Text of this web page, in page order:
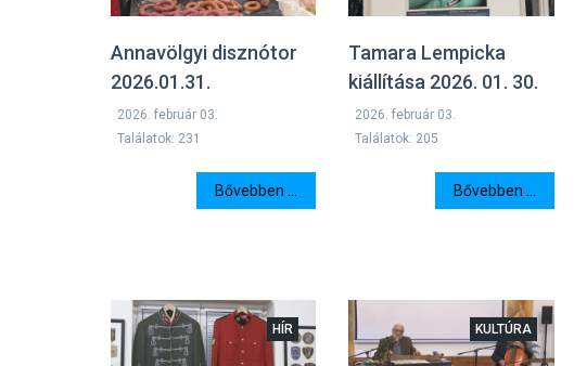
Annavölgyi disznótor
2026.01.31.
2026. február 03.
Találatok: 231
Bővebben ...
Tamara Lempicka
kiállítása 2026. 01. 30.
2026. február 03.
Találatok: 205
Bővebben ...
HÍR KULTÚRA